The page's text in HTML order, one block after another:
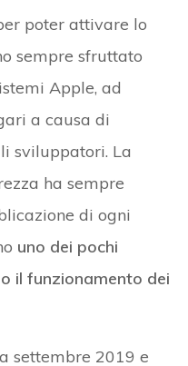
poter attivare lo
sempre sfruttato
Apple, ad
a causa di
sviluppatori. La
ha sempre
di ogni
uno dei pochi
il funzionamento dei
settembre 2019 e